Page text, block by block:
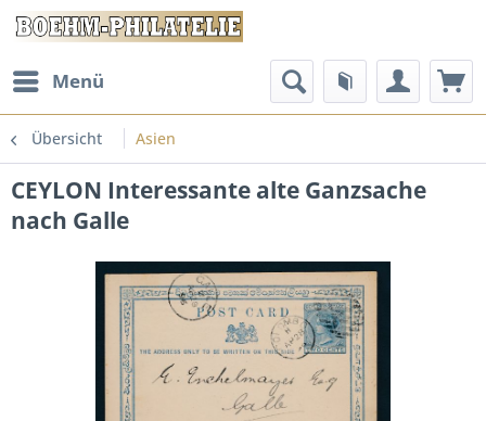
Menü
Übersicht Asien
CEYLON Interessante alte Ganzsache
nach Galle